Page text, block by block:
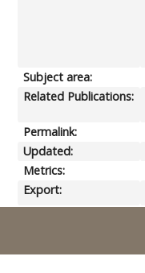
Subject area:
Related Publications:
Permalink:
Updated:
Metrics:
Export: